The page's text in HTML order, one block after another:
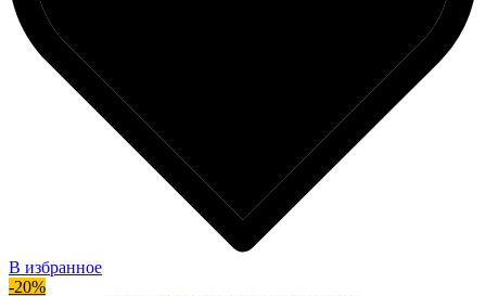
В избранное
-20%